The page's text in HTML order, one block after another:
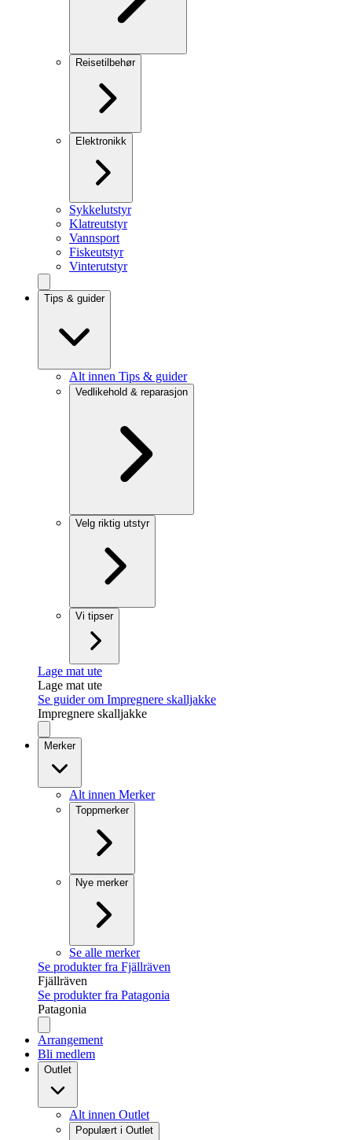
Reisetilbehør
Elektronikk
Sykkelutstyr
Klatreutstyr
Vannsport
Fiskeutstyr
Vinterutstyr
Tips & guider
Alt innen Tips & guider
Vedlikehold & reparasjon
Velg riktig utstyr
Vi tipser
Lage mat ute
Lage mat ute
Se guider om Impregnere skalljakke
Impregnere skalljakke
Merker
Alt innen Merker
Toppmerker
Nye merker
Se alle merker
Se produkter fra Fjällräven
Fjällräven
Se produkter fra Patagonia
Patagonia
Arrangement
Bli medlem
Outlet
Alt innen Outlet
Populært i Outlet